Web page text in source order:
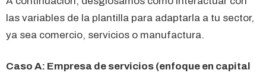
las variables de la plantilla para adaptarla a tu sector,
ya sea comercio, servicios o manufactura.
Caso A: Empresa de servicios (enfoque en capital